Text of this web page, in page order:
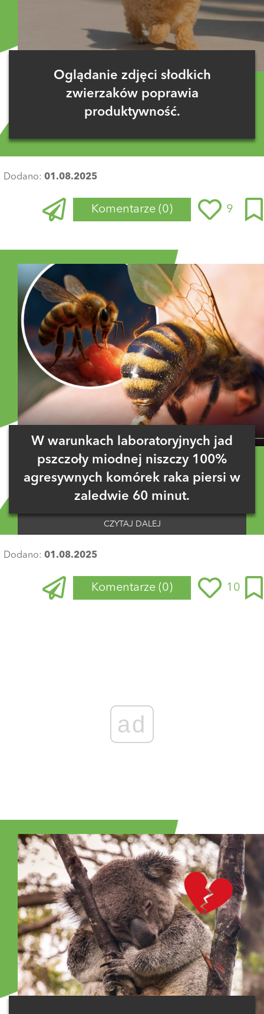
Oglądanie zdjęci słodkich
zwierzaków poprawia
produktywność.
Dodano: 01.08.2025
Komentarze (0) 9
W warunkach laboratoryjnych jad
pszczoły miodnej niszczy 100%
agresywnych komórek raka piersi w
zaledwie 60 minut.
CZYTAJ DALEJ
Dodano: 01.08.2025
Komentarze (0) 10
ad